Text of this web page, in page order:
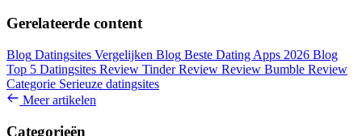
Gerelateerde content
Blog Datingsites Vergelijken Blog Beste Dating Apps 2026 Blog
Top 5 Datingsites Review Tinder Review Review Bumble Review
Categorie Serieuze datingsites
Meer artikelen
Categorieën